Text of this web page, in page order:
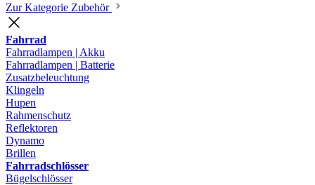
Zur Kategorie Zubehör
Fahrrad
Fahrradlampen | Akku
Fahrradlampen | Batterie
Zusatzbeleuchtung
Klingeln
Hupen
Rahmenschutz
Reflektoren
Dynamo
Brillen
Fahrradschlösser
Bügelschlösser